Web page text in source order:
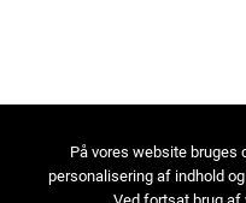
På vores website
personalisering af indhold